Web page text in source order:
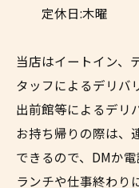
定休日:木曜
当店はイートイン、
タッフによるデリバ
出前館等によるデリ
お持ち帰りの際は、
できるので、DMか
ランチや仕事終わり